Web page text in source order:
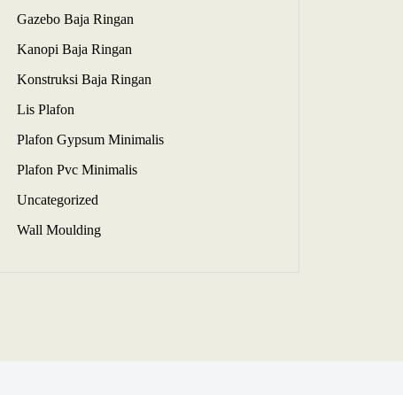
Gazebo Baja Ringan
Kanopi Baja Ringan
Konstruksi Baja Ringan
Lis Plafon
Plafon Gypsum Minimalis
Plafon Pvc Minimalis
Uncategorized
Wall Moulding